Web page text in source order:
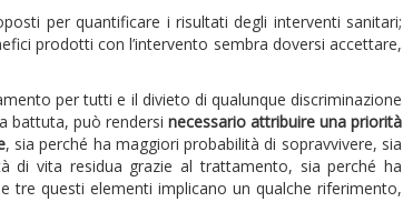
per quantificare i risultati degli interventi sanitari;
prodotti con l’intervento sembra doversi accettare,
per tutti e il divieto di qualunque discriminazione
battuta, può rendersi necessario attribuire una priorità
, sia perché ha maggiori probabilità di sopravvivere, sia
di vita residua grazie al trattamento, sia perché ha
tre questi elementi implicano un qualche riferimento,